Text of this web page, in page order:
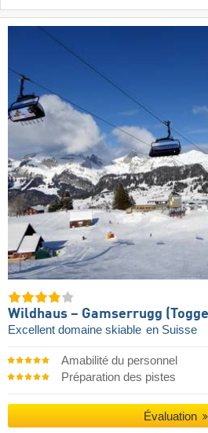
Wildhaus – Gamserrugg
Excellent domaine skiable en Suisse
Amabilité du personnel
Préparation des pistes
Évaluation